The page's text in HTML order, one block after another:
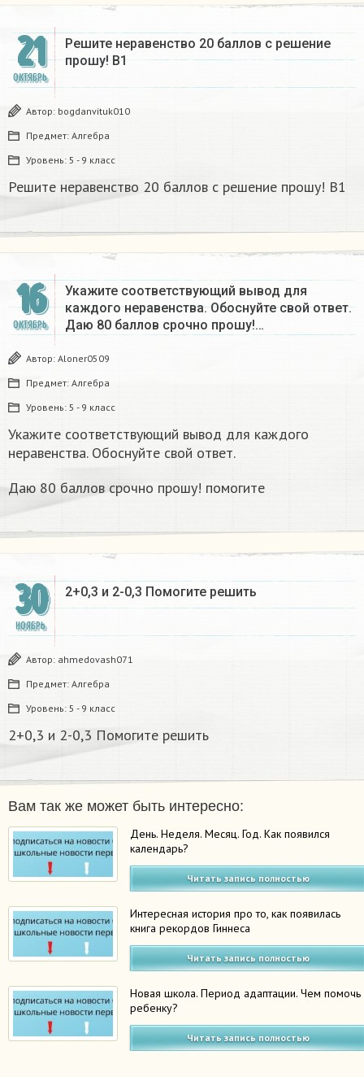
21
ОКТЯБРЬ
Решите неравенство 20 баллов с решение
прошу! B1
Автор: bogdanvituk010
Предмет: Алгебра
Уровень: 5 - 9 класс
Решите неравенство 20 баллов с решение прошу! B1
16
ОКТЯБРЬ
Укажите соответствующий вывод для
каждого неравенства. Обоснуйте свой ответ.
Даю 80 баллов срочно прошу!…
Автор: Aloner0509
Предмет: Алгебра
Уровень: 5 - 9 класс
Укажите соответствующий вывод для каждого
неравенства. Обоснуйте свой ответ.
Даю 80 баллов срочно прошу! помогите
30
НОЯБРЬ
2+0,3 и 2-0,3 Помогите решить
Автор: ahmedovash071
Предмет: Алгебра
Уровень: 5 - 9 класс
2+0,3 и 2-0,3 Помогите решить
Вам так же может быть интересно:
День. Неделя. Месяц. Год. Как появился
календарь?
Читать запись полностью
Интересная история про то, как появилась
книга рекордов Гиннеса
Читать запись полностью
Новая школа. Период адаптации. Чем помочь
ребенку?
Читать запись полностью